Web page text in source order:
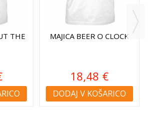
THE
MAJICA BEER O CLOCK
18,48 €
DODAJ V KOŠARICO